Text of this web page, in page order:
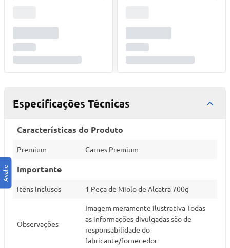
Especificações Técnicas
Características do Produto
Premium Carnes Premium
Importante
Itens Inclusos 1 Peça de Miolo de Alcatra 700g
Observações
Imagem meramente ilustrativa Todas
as informações divulgadas são de
responsabilidade do
fabricante/fornecedor